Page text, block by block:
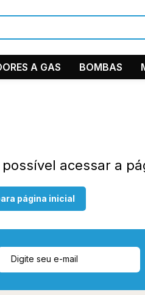
11
A GAS BOMBAS
acessar a
página inicial